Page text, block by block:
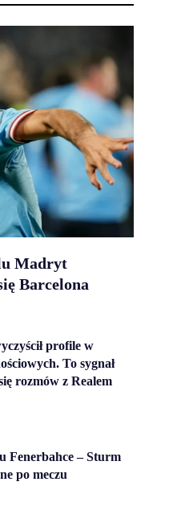
Madryt
Barcelona
profile w
To sygnał
rozmów z Realem
Fenerbahce – Sturm
po meczu